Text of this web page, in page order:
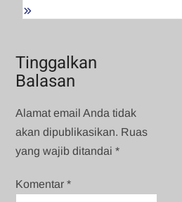
Tinggalkan
Balasan
Alamat email Anda tidak
akan dipublikasikan. Ruas
yang wajib ditandai*
Komentar*